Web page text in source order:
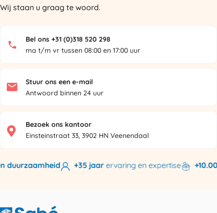
Wij staan u graag te woord.
Bel ons +31 (0)318 520 298
ma t/m vr tussen 08:00 en 17:00 uur
Stuur ons een e-mail
Antwoord binnen 24 uur
Bezoek ons kantoor
Einsteinstraat 33, 3902 HN Veenendaal
+35 jaarervaring en expertise